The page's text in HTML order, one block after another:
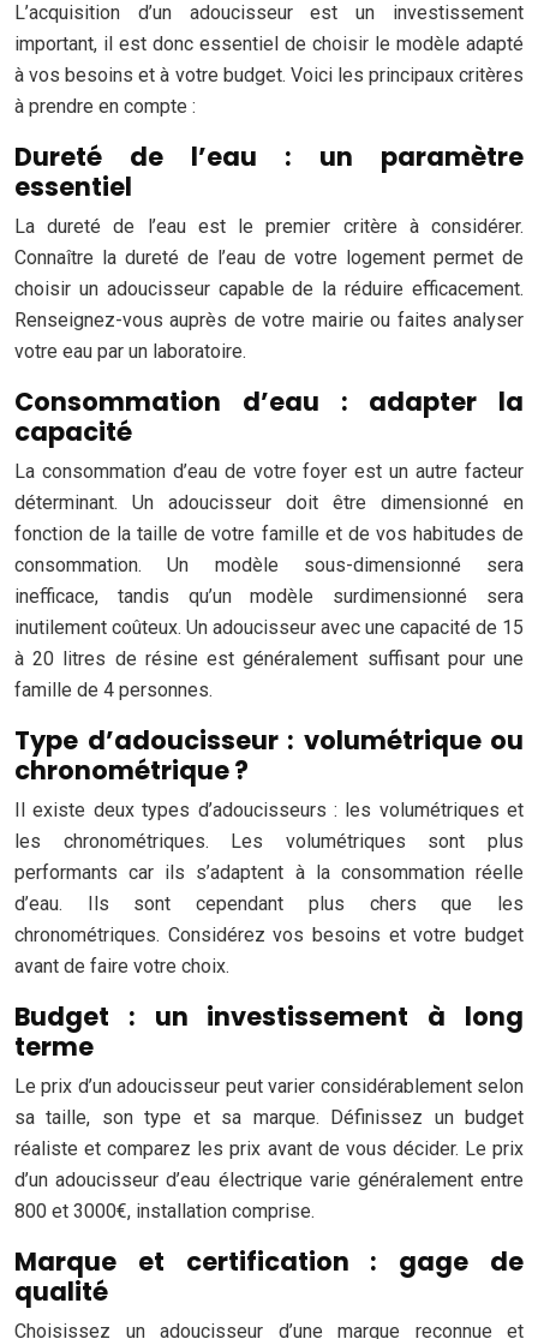
L’acquisition d’un adoucisseur est un investissement
important, il est donc essentiel de choisir le modèle adapté
à vos besoins et à votre budget. Voici les principaux critères
à prendre en compte :
Dureté de l’eau : un paramètre
essentiel
La dureté de l’eau est le premier critère à considérer.
Connaître la dureté de l’eau de votre logement permet de
choisir un adoucisseur capable de la réduire efficacement.
Renseignez-vous auprès de votre mairie ou faites analyser
votre eau par un laboratoire.
Consommation d’eau : adapter la
capacité
La consommation d’eau de votre foyer est un autre facteur
déterminant. Un adoucisseur doit être dimensionné en
fonction de la taille de votre famille et de vos habitudes de
consommation. Un modèle sous-dimensionné sera
inefficace, tandis qu’un modèle surdimensionné sera
inutilement coûteux. Un adoucisseur avec une capacité de 15
à 20 litres de résine est généralement suffisant pour une
famille de 4 personnes.
Type d’adoucisseur : volumétrique ou
chronométrique ?
Il existe deux types d’adoucisseurs : les volumétriques et
les chronométriques. Les volumétriques sont plus
performants car ils s’adaptent à la consommation réelle
d’eau. Ils sont cependant plus chers que les
chronométriques. Considérez vos besoins et votre budget
avant de faire votre choix.
Budget : un investissement à long
terme
Le prix d’un adoucisseur peut varier considérablement selon
sa taille, son type et sa marque. Définissez un budget
réaliste et comparez les prix avant de vous décider. Le prix
d’un adoucisseur d’eau électrique varie généralement entre
800 et 3000€, installation comprise.
Marque et certification : gage de
qualité
Choisissez un adoucisseur d’une marque reconnue et